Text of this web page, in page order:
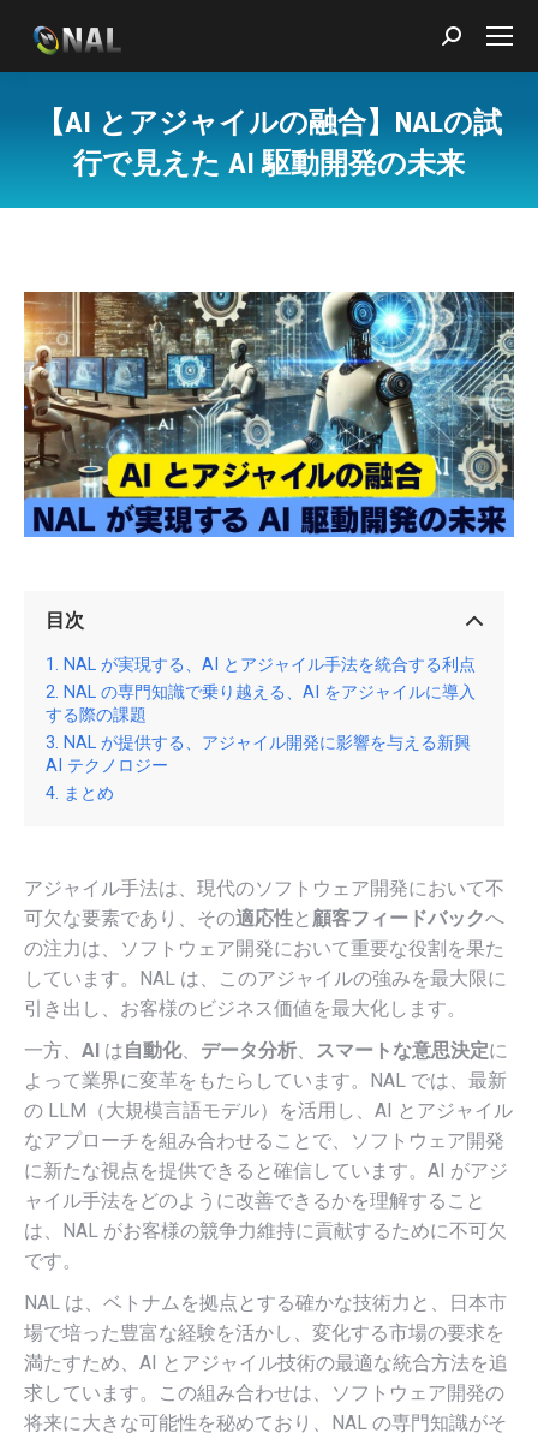
Search:
【AI とアジャイルの融合】NALの試
行で見えた AI 駆動開発の未来
目次
NAL が実現する、AI とアジャイル手法を統合する利点
NAL の専門知識で乗り越える、AI をアジャイルに導入
する際の課題
NAL が提供する、アジャイル開発に影響を与える新興
AI テクノロジー
まとめ
アジャイル手法は、現代のソフトウェア開発において不
可欠な要素であり、その適応性と 顧客フィードバックへ
の注力は、ソフトウェア開発において重要な役割を果た
しています。NAL は、このアジャイルの強みを最大限に
引き出し、お客様のビジネス価値を最大化します。
一方、 AI は自動化、 データ分析、 スマートな意思決定に
よって業界に変革をもたらしています。NAL では、最新
の LLM（大規模言語モデル）を活用し、AI とアジャイル
なアプローチを組み合わせることで、ソフトウェア開発
に新たな視点を提供できると確信しています。AI がアジ
ャイル手法をどのように改善できるかを理解すること
は、NAL がお客様の競争力維持に貢献するために不可欠
です。
NAL は、ベトナムを拠点とする確かな技術力と、日本市
場で培った豊富な経験を活かし、変化する市場の要求を
満たすため、AI とアジャイル技術の最適な統合方法を追
求しています。この組み合わせは、ソフトウェア開発の
将来に大きな可能性を秘めており、NAL の専門知識がそ